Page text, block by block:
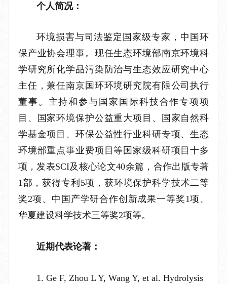
个人简况：
环境损害与司法鉴定国家级专家，中国环
保产业协会理事。现任生态环境部南京环境科
学研究所化学品污染防治与生态效应研究中心
主任，兼任南京国环环境研究院有限公司执行
董事。主持和参与国家国际科技合作专项项
目、国家环境保护公益重大项目、国家自然科
学基金项目、环保公益性行业科研专项、生态
环境部重点事业费项目等国家级科研项目十多
项，发表SCI及核心论文40余篇，合作出版专著
1部，获得专利5项，获环境保护科学技术二等
奖2项、中国产学研合作创新成果一等奖1项、
华夏建设科学技术三等奖2项等。
近期代表论著：
1. Ge F, Zhou L Y, Wang Y, et al. Hydrolysis